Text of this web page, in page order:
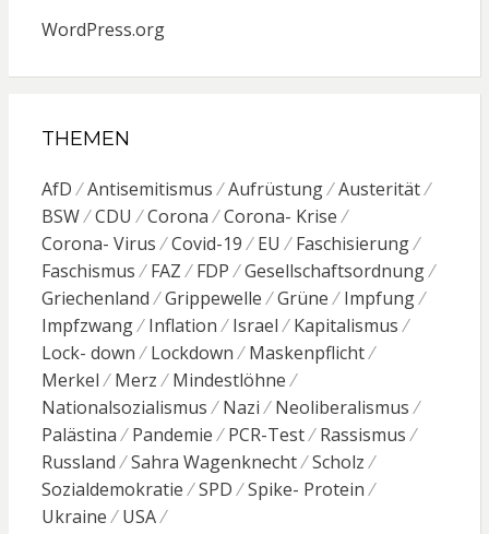
WordPress.org
THEMEN
AfD Antisemitismus Aufrüstung
Austerität
BSW
CDU Corona
Corona- Krise
Corona- Virus
Covid-19 EU
Faschisierung
Faschismus
FAZ FDP
Gesellschaftsordnung
Griechenland
Grippewelle Grüne
Impfung
Impfzwang
Inflation Israel
Kapitalismus
Lock- down
Lockdown
Maskenpflicht
Merkel
Merz
Mindestlöhne
Nationalsozialismus
Nazi
Neoliberalismus
Palästina
Pandemie PCR-Test
Rassismus
Russland
Sahra Wagenknecht
Scholz
Sozialdemokratie
SPD
Spike- Protein
Ukraine
USA